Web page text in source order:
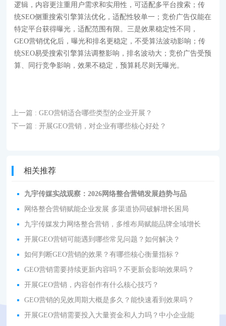
逻辑，内容更注重用户需求和实用性，可适配多平台搜索；传
统SEO侧重搜索引擎算法优化，适配性较单一；竞价广告仅能在
特定平台获得曝光，适配范围有限。三是效果稳定性不同，
GEO营销优化后，曝光和排名更稳定，不受算法波动影响；传
统SEO易受搜索引擎算法调整影响，排名波动大；竞价广告受预
算、同行竞争影响，效果不稳定，预算耗尽则无曝光。
上一篇 : GEO营销适合哪些类型的企业开展？
下一篇 : 开展GEO营销，对企业有哪些核心好处？
相关推荐
九宇传媒实战观察：2026网络整合营销发展趋势与品
网络整合营销赋能企业发展 多渠道协同破解增长困局
九宇传媒发力网络整合营销，多维布局赋能品牌全域增长
开展GEO营销可能遇到哪些常见问题？如何解决？
如何判断GEO营销的效果？有哪些核心衡量指标？
GEO营销需要持续更新内容吗？不更新会影响效果吗？
开展GEO营销，内容创作有什么核心技巧？
GEO营销的见效周期大概是多久？能快速看到效果吗？
开展GEO营销需要投入大量资金和人力吗？中小企业能